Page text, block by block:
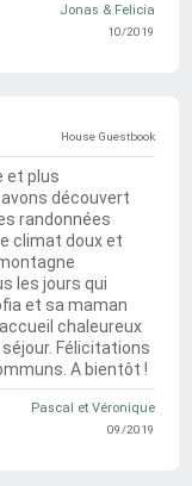
Jonas & Felicia
10/2019
et plus
découvert
randonnées
climat doux et
les jours qui
et sa maman
chaleureux
Félicitations
A bientôt !
Pascal et Véronique
09/2019